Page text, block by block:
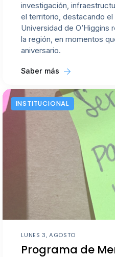
investigación,
el territorio, destacando el
Universidad de O’Higgins
la región, en momentos
aniversario.
Saber más
INSTITUCIONAL
LUNES 3, AGOSTO
Programa de